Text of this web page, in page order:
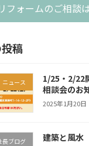
フォームのご相談
稿
ニュース
1/25・2/22
相談会のお
2025年1月20日
長ブログ 建築と風水